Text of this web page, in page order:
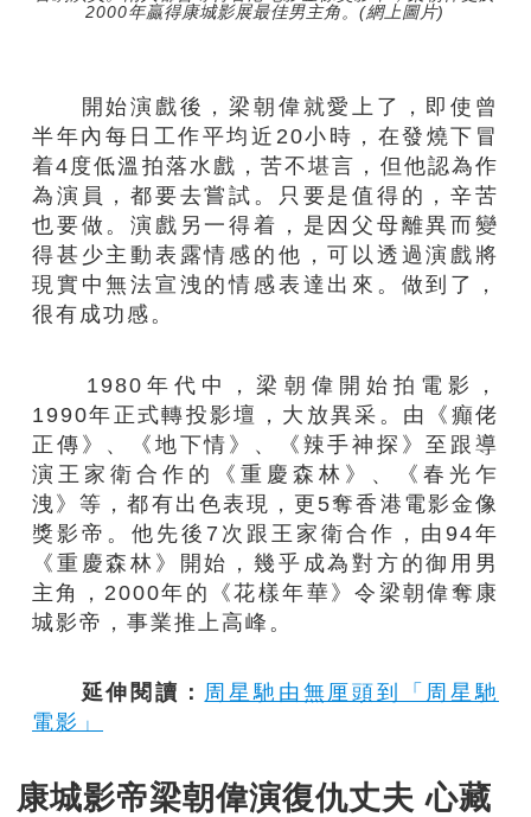
2000年贏得康城影展最佳男主角。(網上圖片)
開始演戲後，梁朝偉就愛上了，即使曾
半年內每日工作平均近20小時，在發燒下冒
着4度低溫拍落水戲，苦不堪言，但他認為作
為演員，都要去嘗試。只要是值得的，辛苦
也要做。演戲另一得着，是因父母離異而變
得甚少主動表露情感的他，可以透過演戲將
現實中無法宣洩的情感表達出來。做到了，
很有成功感。
1980年代中，梁朝偉開始拍電影，
1990年正式轉投影壇，大放異采。由《癲佬
正傳》、《地下情》、《辣手神探》至跟導
演王家衛合作的《重慶森林》、《春光乍
洩》等，都有出色表現，更5奪香港電影金像
獎影帝。他先後7次跟王家衛合作，由94年
《重慶森林》開始，幾乎成為對方的御用男
主角，2000年的《花樣年華》令梁朝偉奪康
城影帝，事業推上高峰。
延伸閱讀： 周星馳由無厘頭到「周星馳
電影」
康城影帝梁朝偉演復仇丈夫 心藏